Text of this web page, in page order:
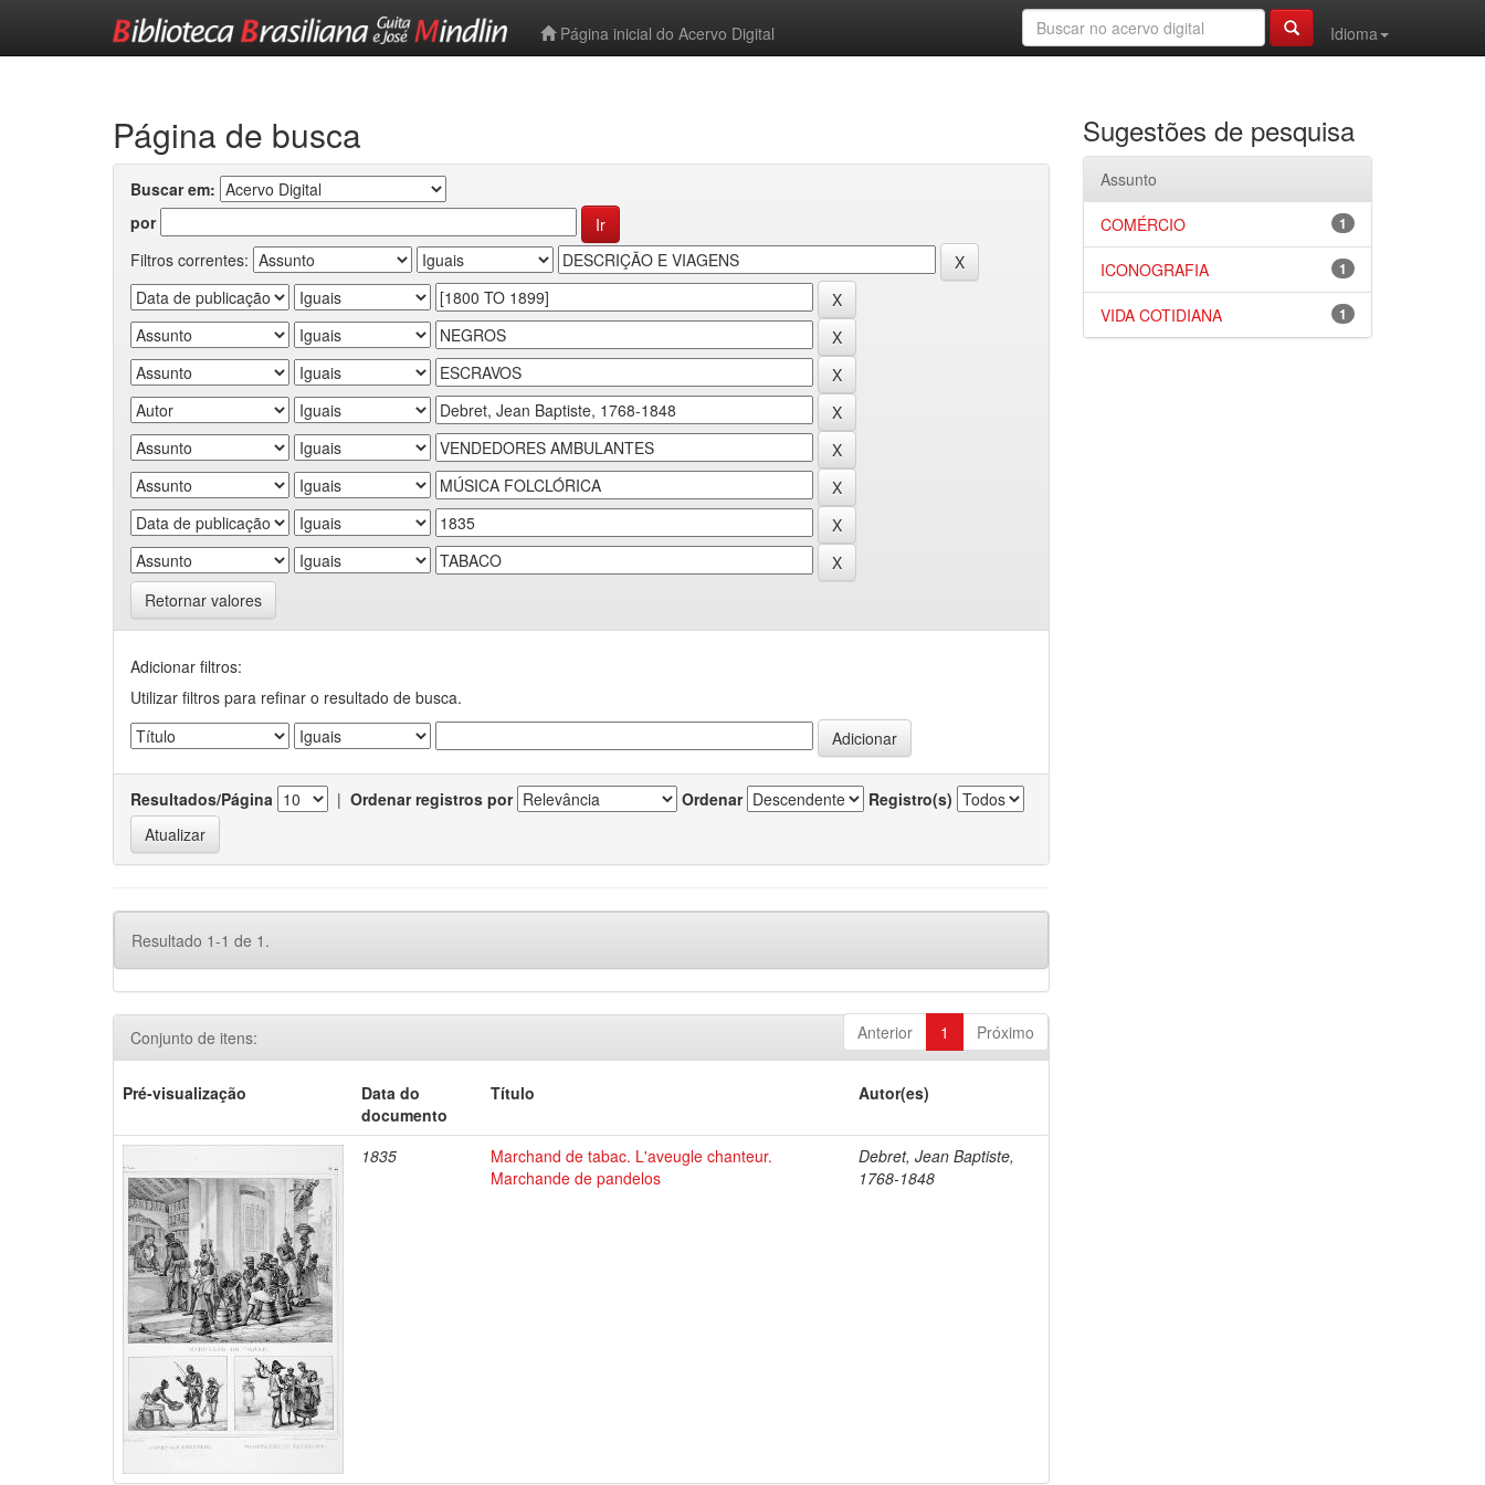
Página inicial do Acervo Digital
Idioma
Página de busca
Buscar em:
por
Filtros correntes:
Retornar valores
Adicionar filtros:
Utilizar filtros para refinar o resultado de busca.
Resultados/Página | Ordenar registros por Ordenar Registro(s)
Resultado 1-1 de 1.
Anterior 1 Próximo
Conjunto de itens:
Pré-visualização
Data do
documento
Título Autor(es)
1835
Marchand de tabac. L'aveugle chanteur.
Marchande de pandelos
Debret, Jean Baptiste,
1768-1848
Sugestões de pesquisa
Assunto
1
COMÉRCIO
1
ICONOGRAFIA
1
VIDA COTIDIANA